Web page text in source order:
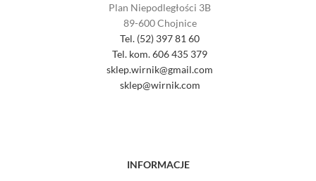
Plan Niepodległości 3B
89-600 Chojnice
Tel. (52) 397 81 60
Tel. kom. 606 435 379
sklep.wirnik@gmail.com
sklep@wirnik.com
INFORMACJE